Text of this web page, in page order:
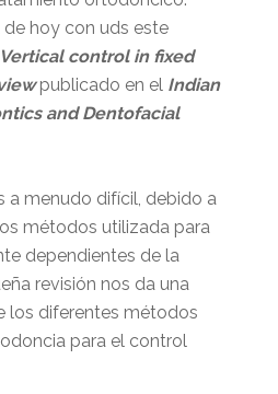
hoy con uds este
Vertical control in fixed
publicado en el Indian
and Dentofacial
a menudo difícil, debido a
métodos utilizada para
dependientes de la
revisión nos da una
los diferentes métodos
para el control